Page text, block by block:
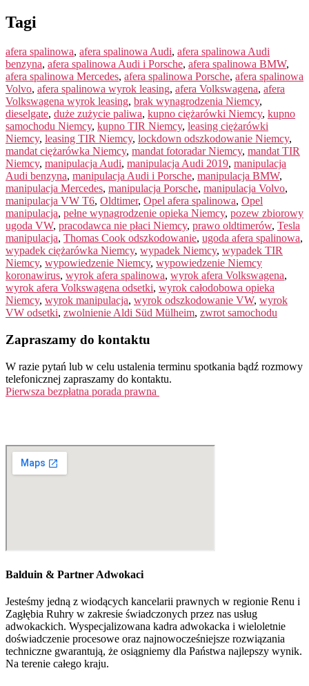
Tagi
afera spalinowa, afera spalinowa Audi, afera spalinowa Audi
benzyna, afera spalinowa Audi i Porsche, afera spalinowa BMW,
afera spalinowa Mercedes, afera spalinowa Porsche, afera spalinowa
Volvo, afera spalinowa wyrok leasing, afera Volkswagena, afera
Volkswagena wyrok leasing, brak wynagrodzenia Niemcy,
dieselgate, duże zużycie paliwa, kupno ciężarówki Niemcy, kupno
samochodu Niemcy, kupno TIR Niemcy, leasing ciężarówki
Niemcy, leasing TIR Niemcy, lockdown odszkodowanie Niemcy,
mandat ciężarówka Niemcy, mandat fotoradar Niemcy, mandat TIR
Niemcy, manipulacja Audi, manipulacja Audi 2019, manipulacja
Audi benzyna, manipulacja Audi i Porsche, manipulacja BMW,
manipulacja Mercedes, manipulacja Porsche, manipulacja Volvo,
manipulacja VW T6, Oldtimer, Opel afera spalinowa, Opel
manipulacja, pełne wynagrodzenie opieka Niemcy, pozew zbiorowy
ugoda VW, pracodawca nie płaci Niemcy, prawo oldtimerów, Tesla
manipulacja, Thomas Cook odszkodowanie, ugoda afera spalinowa,
wypadek ciężarówka Niemcy, wypadek Niemcy, wypadek TIR
Niemcy, wypowiedzenie Niemcy, wypowiedzenie Niemcy
koronawirus, wyrok afera spalinowa, wyrok afera Volkswagena,
wyrok afera Volkswagena odsetki, wyrok całodobowa opieka
Niemcy, wyrok manipulacja, wyrok odszkodowanie VW, wyrok
VW odsetki, zwolnienie Aldi Süd Mülheim, zwrot samochodu
Zapraszamy do kontaktu
W razie pytań lub w celu ustalenia terminu spotkania bądź rozmowy
telefonicznej zapraszamy do kontaktu.
Pierwsza bezpłatna porada prawna
Balduin & Partner Adwokaci
Jesteśmy jedną z wiodących kancelarii prawnych w regionie Renu i
Zagłębia Ruhry w zakresie świadczonych przez nas usług
adwokackich. Wyspecjalizowana kadra adwokacka i wieloletnie
doświadczenie procesowe oraz najnowocześniejsze rozwiązania
techniczne gwarantują, że osiągniemy dla Państwa najlepszy wynik.
Na terenie całego kraju.